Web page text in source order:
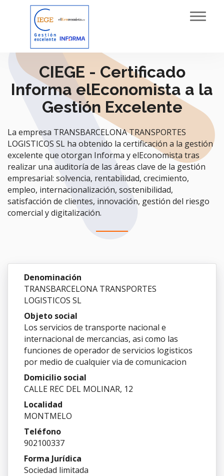
CIEGE - Certificado
Informa elEconomista a la
Gestión Excelente
La empresa TRANSBARCELONA TRANSPORTES
LOGISTICOS SL ha obtenido la certificación a la gestión
excelente que otorgan Informa y elEconomista tras
realizar una auditoría de las áreas clave de la gestión
empresarial: solvencia, rentabilidad, crecimiento,
empleo, internacionalización, sostenibilidad,
satisfacción de clientes, innovación, gestión del riesgo
comercial y digitalización.
Denominación
TRANSBARCELONA TRANSPORTES
LOGISTICOS SL
Objeto social
Los servicios de transporte nacional e
internacional de mercancias, asi como las
funciones de operador de servicios logisticos
por medio de cualquier via de comunicacion
Domicilio social
CALLE REC DEL MOLINAR, 12
Localidad
MONTMELO
Teléfono
902100337
Forma Jurídica
Sociedad limitada